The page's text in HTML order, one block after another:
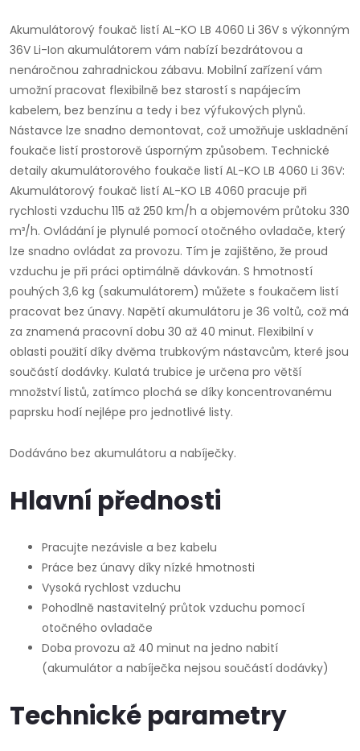
Akumulátorový foukač listí AL-KO LB 4060 Li 36V s výkonným
36V Li-Ion akumulátorem vám nabízí bezdrátovou a
nenáročnou zahradnickou zábavu. Mobilní zařízení vám
umožní pracovat flexibilně bez starostí s napájecím
kabelem, bez benzínu a tedy i bez výfukových plynů.
Nástavce lze snadno demontovat, což umožňuje uskladnění
foukače listí prostorově úsporným způsobem. Technické
detaily akumulátorového foukače listí AL-KO LB 4060 Li 36V:
Akumulátorový foukač listí AL-KO LB 4060 pracuje při
rychlosti vzduchu 115 až 250 km/h a objemovém průtoku 330
m³/h. Ovládání je plynulé pomocí otočného ovladače, který
lze snadno ovládat za provozu. Tím je zajištěno, že proud
vzduchu je při práci optimálně dávkován. S hmotností
pouhých 3,6 kg (sakumulátorem) můžete s foukačem listí
pracovat bez únavy. Napětí akumulátoru je 36 voltů, což má
za znamená pracovní dobu 30 až 40 minut. Flexibilní v
oblasti použití díky dvěma trubkovým nástavcům, které jsou
součástí dodávky. Kulatá trubice je určena pro větší
množství listů, zatímco plochá se díky koncentrovanému
paprsku hodí nejlépe pro jednotlivé listy.
Dodáváno bez akumulátoru a nabíječky.
Hlavní přednosti
Pracujte nezávisle a bez kabelu
Práce bez únavy díky nízké hmotnosti
Vysoká rychlost vzduchu
Pohodlně nastavitelný průtok vzduchu pomocí
otočného ovladače
Doba provozu až 40 minut na jedno nabití
(akumulátor a nabíječka nejsou součástí dodávky)
Technické parametry